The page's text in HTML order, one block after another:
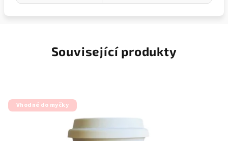
Související produkty
Vhodné do myčky